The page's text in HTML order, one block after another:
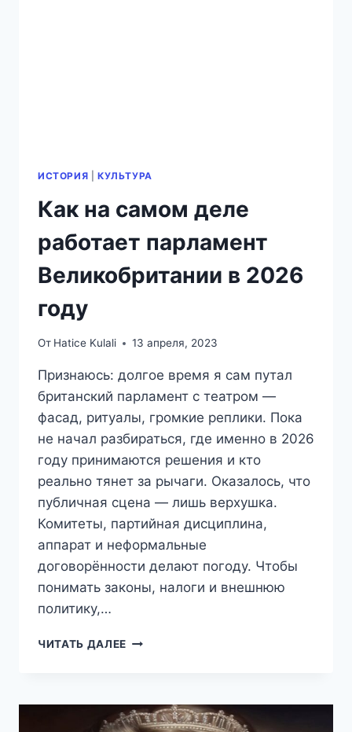
ИСТОРИЯ КУЛЬТУРА
Как на самом деле
работает парламент
Великобритании в 2026
году
От Hatice Kulali 13 апреля, 2023
Признаюсь: долгое время я сам путал
британский парламент с театром —
фасад, ритуалы, громкие реплики. Пока
не начал разбираться, где именно в 2026
году принимаются решения и кто
реально тянет за рычаги. Оказалось, что
публичная сцена — лишь верхушка.
Комитеты, партийная дисциплина,
аппарат и неформальные
договорённости делают погоду. Чтобы
понимать законы, налоги и внешнюю
политику,…
ЧИТАТЬ ДАЛЕЕ КАК
РАБОТАЕТ
ПАРЛАМЕНТ